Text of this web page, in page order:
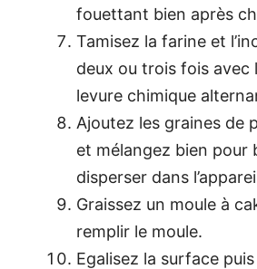
fouettant bien après
Tamisez la farine et
deux ou trois fois avec
levure chimique
Ajoutez les graines de
et mélangez bien pour
disperser dans
Graissez un moule à
remplir le moule.
Egalisez la surface